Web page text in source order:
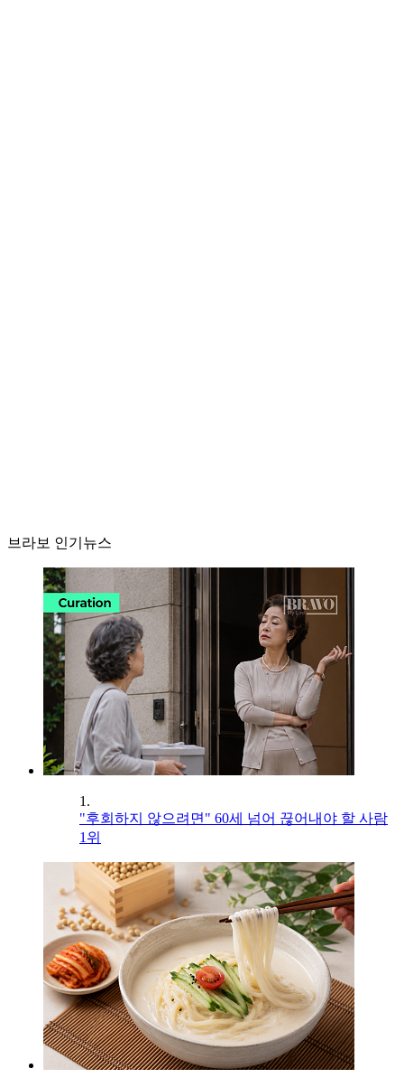
브라보 인기뉴스
1.
"후회하지 않으려면" 60세 넘어 끊어내야 할 사람
1위